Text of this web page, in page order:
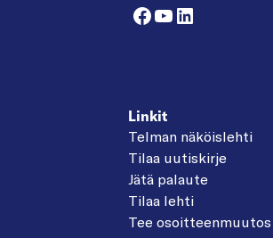
Facebook
YouTube
LinkedIn
Linkit
Telman näköislehti
Tilaa uutiskirje
Jätä palaute
Tilaa lehti
Tee osoitteenmuutos